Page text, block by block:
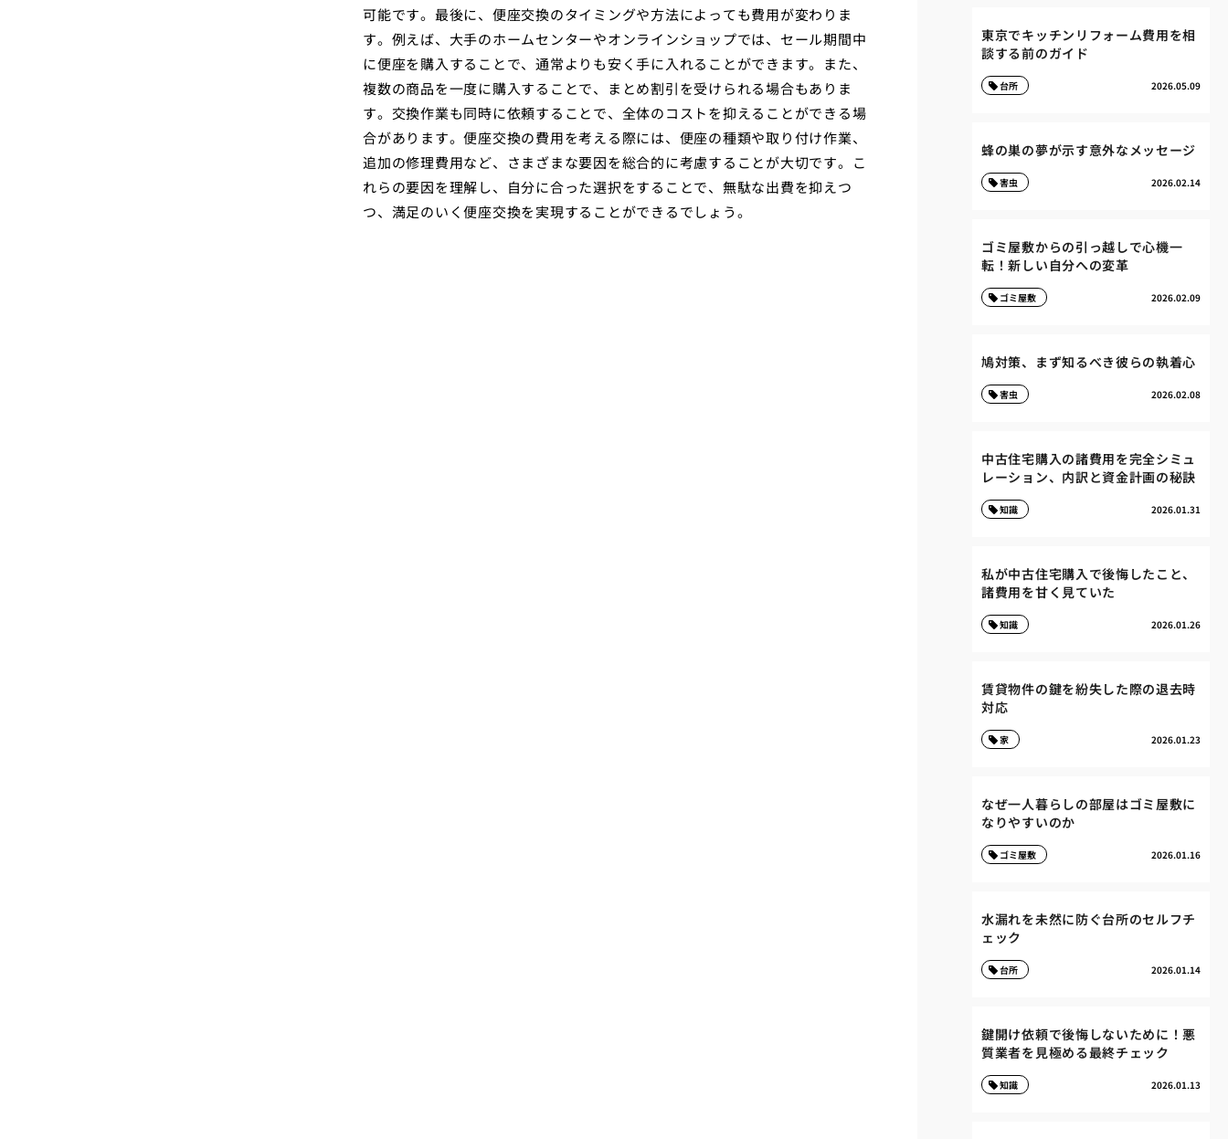
可能です。最後に、便座交換のタイミングや方法によっても費用が変わりま
す。例えば、大手のホームセンターやオンラインショップでは、セール期間中
に便座を購入することで、通常よりも安く手に入れることができます。また、
複数の商品を一度に購入することで、まとめ割引を受けられる場合もありま
す。交換作業も同時に依頼することで、全体のコストを抑えることができる場
合があります。便座交換の費用を考える際には、便座の種類や取り付け作業、
追加の修理費用など、さまざまな要因を総合的に考慮することが大切です。こ
れらの要因を理解し、自分に合った選択をすることで、無駄な出費を抑えつ
つ、満足のいく便座交換を実現することができるでしょう。
東京でキッチンリフォーム費用を相
談する前のガイド
2026.05.09
台所
蜂の巣の夢が示す意外なメッセージ
2026.02.14
害虫
ゴミ屋敷からの引っ越しで心機一
転！新しい自分への変革
2026.02.09
ゴミ屋敷
鳩対策、まず知るべき彼らの執着心
2026.02.08
害虫
中古住宅購入の諸費用を完全シミュ
レーション、内訳と資金計画の秘訣
2026.01.31
知識
私が中古住宅購入で後悔したこと、
諸費用を甘く見ていた
2026.01.26
知識
賃貸物件の鍵を紛失した際の退去時
対応
2026.01.23
家
なぜ一人暮らしの部屋はゴミ屋敷に
なりやすいのか
2026.01.16
ゴミ屋敷
水漏れを未然に防ぐ台所のセルフチ
ェック
2026.01.14
台所
鍵開け依頼で後悔しないために！悪
質業者を見極める最終チェック
2026.01.13
知識